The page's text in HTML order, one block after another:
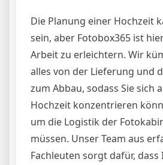
Die Planung einer Hochzeit
sein, aber Fotobox365 ist
Arbeit zu erleichtern. Wir
alles von der Lieferung und
zum Abbau, sodass Sie sich
Hochzeit konzentrieren
um die Logistik der
müssen. Unser Team aus
Fachleuten sorgt dafür,